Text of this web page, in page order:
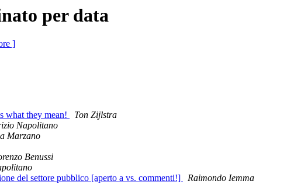
per data
]
what they mean!
Ton Zijlstra
Napolitano
Marzano
Benussi
del settore pubblico [aperto a vs. commenti!]
Raimondo Iemma